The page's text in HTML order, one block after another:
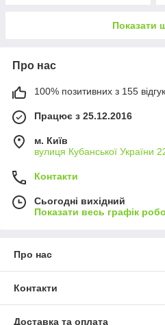
Показати
Про нас
100% позитивних з 155
Працює з 25.12.2016
м. Київ
вулиця Кубанської України
Контакти
Сьогодні вихідний
Показати весь графік
Про нас
Контакти
Доставка та оплата